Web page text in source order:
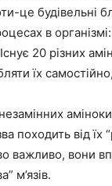
це будівельні
в
20 різних
їх
походить від
важливо, вони
м’язів.